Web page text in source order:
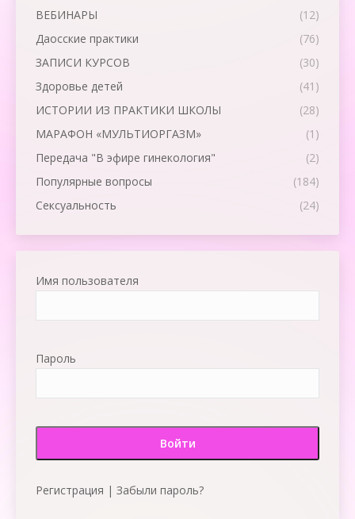
ВЕБИНАРЫ
(12)
Даосские практики
(76)
ЗАПИСИ КУРСОВ
(30)
Здоровье детей
(41)
ИСТОРИИ ИЗ ПРАКТИКИ ШКОЛЫ
(28)
МАРАФОН «МУЛЬТИОРГАЗМ»
(1)
Передача "В эфире гинекология"
(2)
Популярные вопросы
(184)
Сексуальность
(24)
Имя пользователя
Пароль
Регистрация | Забыли пароль?